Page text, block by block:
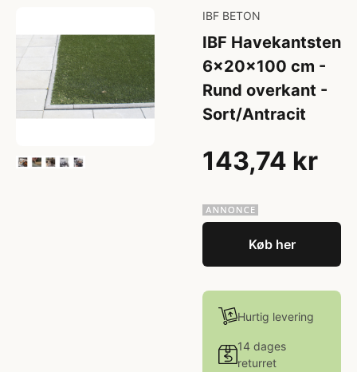
IBF BETON
IBF Havekantsten
6x20x100 cm -
Rund overkant -
Sort/Antracit
143,74 kr
Køb her
Hurtig levering
14 dages
returret